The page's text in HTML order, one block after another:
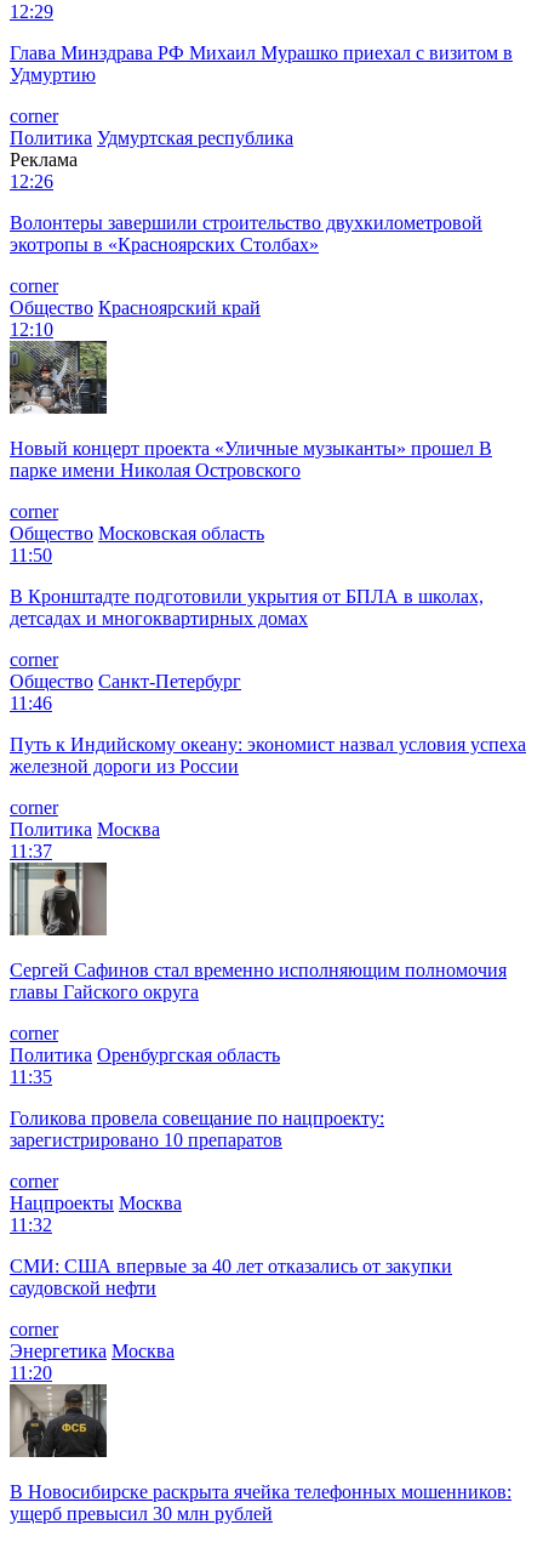
12:29
Глава Минздрава РФ Михаил Мурашко приехал с визитом в
Удмуртию
corner
Политика Удмуртская республика
Реклама
12:26
Волонтеры завершили строительство двухкилометровой
экотропы в «Красноярских Столбах»
corner
Общество Красноярский край
12:10
Новый концерт проекта «Уличные музыканты» прошел В
парке имени Николая Островского
corner
Общество Московская область
11:50
В Кронштадте подготовили укрытия от БПЛА в школах,
детсадах и многоквартирных домах
corner
Общество Санкт-Петербург
11:46
Путь к Индийскому океану: экономист назвал условия успеха
железной дороги из России
corner
Политика Москва
11:37
Сергей Сафинов стал временно исполняющим полномочия
главы Гайского округа
corner
Политика Оренбургская область
11:35
Голикова провела совещание по нацпроекту:
зарегистрировано 10 препаратов
corner
Нацпроекты Москва
11:32
СМИ: США впервые за 40 лет отказались от закупки
саудовской нефти
corner
Энергетика Москва
11:20
В Новосибирске раскрыта ячейка телефонных мошенников:
ущерб превысил 30 млн рублей